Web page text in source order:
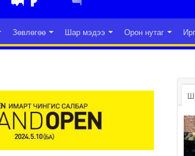
Зөвлөгөө Шар мэдээ Орон нутаг